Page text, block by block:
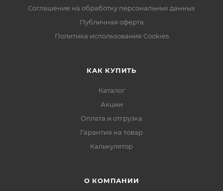
Соглашение на обработку персональных данных
Публичная оферта
Политика использования Cookies
КАК КУПИТЬ
Каталог
Акции
Оплата и отгрузка
Гарантия на товар
Калькулятор
О КОМПАНИИ